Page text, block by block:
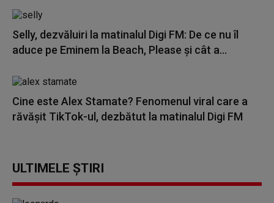
Selly, dezvăluiri la matinalul Digi FM: De ce nu îl
aduce pe Eminem la Beach, Please și cât a...
Cine este Alex Stamate? Fenomenul viral care a
răvășit TikTok-ul, dezbătut la matinalul Digi FM
ULTIMELE ȘTIRI